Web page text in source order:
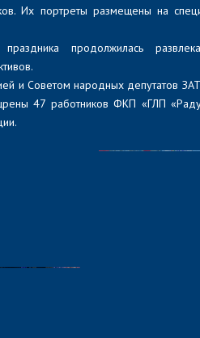
Их портреты размещены на
продолжилась
и Советом народных депутатов
47 работников ФКП «ГЛП